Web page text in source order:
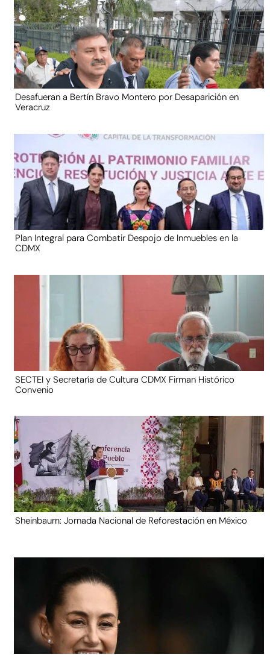
Desafueran a Bertín Bravo Montero por Desaparición en
Veracruz
Plan Integral para Combatir Despojo de Inmuebles en la
CDMX
SECTEI y Secretaría de Cultura CDMX Firman Histórico
Convenio
Sheinbaum: Jornada Nacional de Reforestación en México